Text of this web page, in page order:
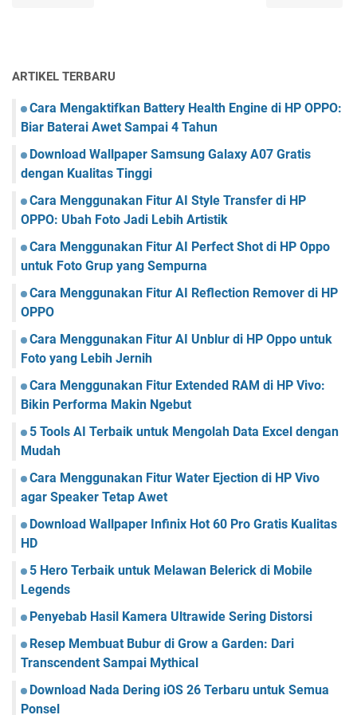
ARTIKEL TERBARU
Cara Mengaktifkan Battery Health Engine di HP OPPO:
Biar Baterai Awet Sampai 4 Tahun
Download Wallpaper Samsung Galaxy A07 Gratis
dengan Kualitas Tinggi
Cara Menggunakan Fitur AI Style Transfer di HP
OPPO: Ubah Foto Jadi Lebih Artistik
Cara Menggunakan Fitur AI Perfect Shot di HP Oppo
untuk Foto Grup yang Sempurna
Cara Menggunakan Fitur AI Reflection Remover di HP
OPPO
Cara Menggunakan Fitur AI Unblur di HP Oppo untuk
Foto yang Lebih Jernih
Cara Menggunakan Fitur Extended RAM di HP Vivo:
Bikin Performa Makin Ngebut
5 Tools AI Terbaik untuk Mengolah Data Excel dengan
Mudah
Cara Menggunakan Fitur Water Ejection di HP Vivo
agar Speaker Tetap Awet
Download Wallpaper Infinix Hot 60 Pro Gratis Kualitas
HD
5 Hero Terbaik untuk Melawan Belerick di Mobile
Legends
Penyebab Hasil Kamera Ultrawide Sering Distorsi
Resep Membuat Bubur di Grow a Garden: Dari
Transcendent Sampai Mythical
Download Nada Dering iOS 26 Terbaru untuk Semua
Ponsel